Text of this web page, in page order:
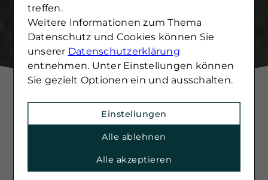
deine Liebsten finanziell
treffen.
Weitere Informationen zum Thema
Datenschutz und Cookies können Sie
unserer Datenschutzerklärung
entnehmen. Unter Einstellungen können
Sie gezielt Optionen ein und ausschalten.
Einstellungen
Alle ablehnen
Alle akzeptieren